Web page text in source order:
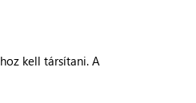
kell társítani. A